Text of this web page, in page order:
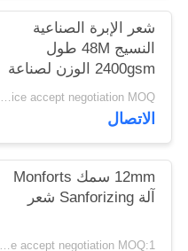
شعر الإبرة الصناعية
النسيج 48M طول
2400gsm الوزن لصناعة
الاسمنت
Price accept negotiation MOQ:جهاز كمبيوتر واحد
الاتصال
12mm سمك Monforts
آلة Sanforizing شعر
Price accept negotiation MOQ:1 قطعة